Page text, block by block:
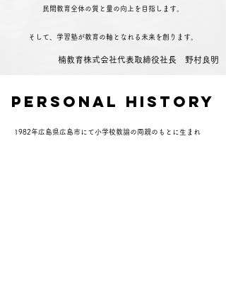
民間教育全体の質と量の向上を目指します。
​そして、学習塾が教育の軸となれる未来を創ります。
楠教育株式会社代表取締役社長 野村良明
personal history
1982年広島県広島市にて小学校教諭の両親のもとに生まれ